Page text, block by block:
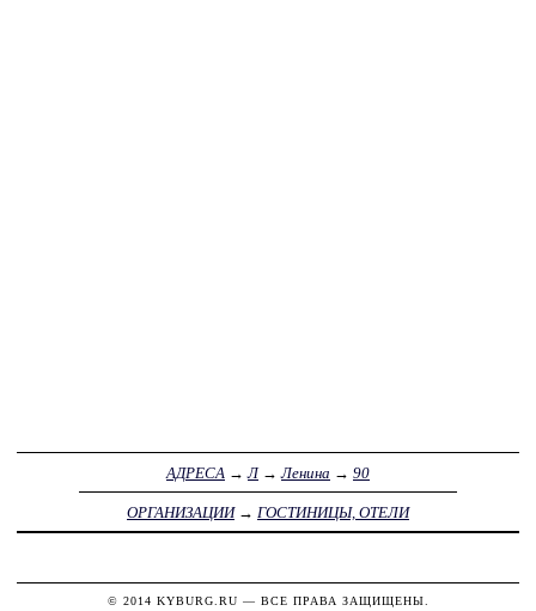
АДРЕСА →Л→Ленина → 90
ОРГАНИЗАЦИИ→ ГОСТИНИЦЫ, ОТЕЛИ
© 2014 KYBURG.RU — ВСЕ ПРАВА ЗАЩИЩЕНЫ.